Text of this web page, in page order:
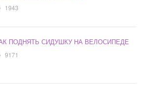
1943
ПОДНЯТЬ СИДУШКУ НА ВЕЛОСИПЕДЕ
9171